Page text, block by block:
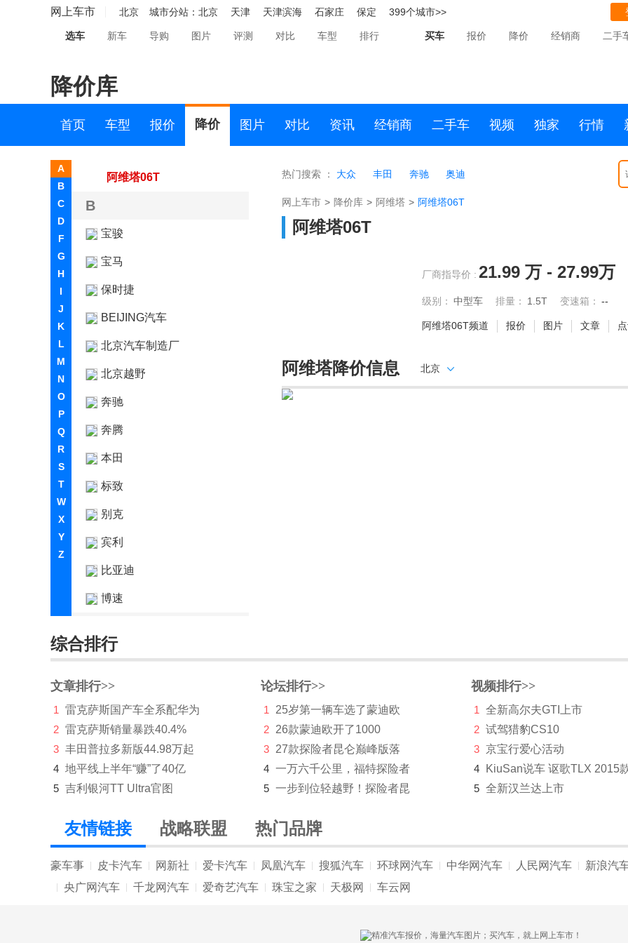
网上车市 北京 城市分站： 北京 天津 天津滨海 石家庄 保定 399个城市>>
选车 新车 导购 图片 评测 对比 车型 排行 买车 报价 降价 经销商 二手
降价库
首页 车型 报价 降价 图片 对比 资讯 经销商 二手车 视频 独家 行情
A
B
C
D
F
G
H
I
J
K
L
M
N
O
P
Q
R
S
T
W
X
Y
Z
阿维塔
阿维塔科技
阿维塔07
阿维塔12
阿维塔06
阿维塔06T
B
宝骏
宝马
保时捷
BEIJING汽车
北京汽车制造厂
北京越野
奔驰
奔腾
本田
标致
别克
宾利
比亚迪
博速
长安凯程
长安欧尚
长安汽车
长安启源
长安UNI
长城（皮卡）
车驰汽车
D
道朗格
热门搜索 ： 大众 丰田 奔驰 奥迪
网上车市 > 降价库 > 阿维塔 > 阿维塔06T
阿维塔06T
厂商指导价 : 21.99 万 - 27.99万
级别： 中型车 排量： 1.5T 变速箱： --
阿维塔06T频道 报价 图片 文章
阿维塔降价信息 北京
综合排行
文章排行>>
1
雷克萨斯国产车全系配华为
2 雷克萨斯销量暴跌40.4%
3 丰田普拉多新版44.98万起
4 地平线上半年“赚”了40亿
5 吉利银河TT Ultra官图
论坛排行>>
1
25岁第一辆车选了蒙迪欧
2 26款蒙迪欧开了1000
3 27款探险者昆仑巅峰版落
4 一万六千公里，福特探险者
5 一步到位轻越野！探险者昆
视频排行>>
1
全新高尔夫GTI上市
2 试驾猎豹CS10
3 京宝行爱心活动
4
KiuSan说车 讴歌TLX 2015
5 全新汉兰达上市
友情链接 战略联盟 热门品牌
豪车事 皮卡汽车 网新社 爱卡汽车 凤凰汽车 搜狐汽车 环球网汽车 中华网汽车 人民网汽车 新浪汽
央广网汽车 千龙网汽车 爱奇艺汽车 珠宝之家 天极网 车云网